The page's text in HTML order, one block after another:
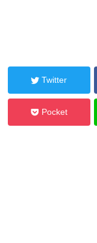
Twitter
Pocket